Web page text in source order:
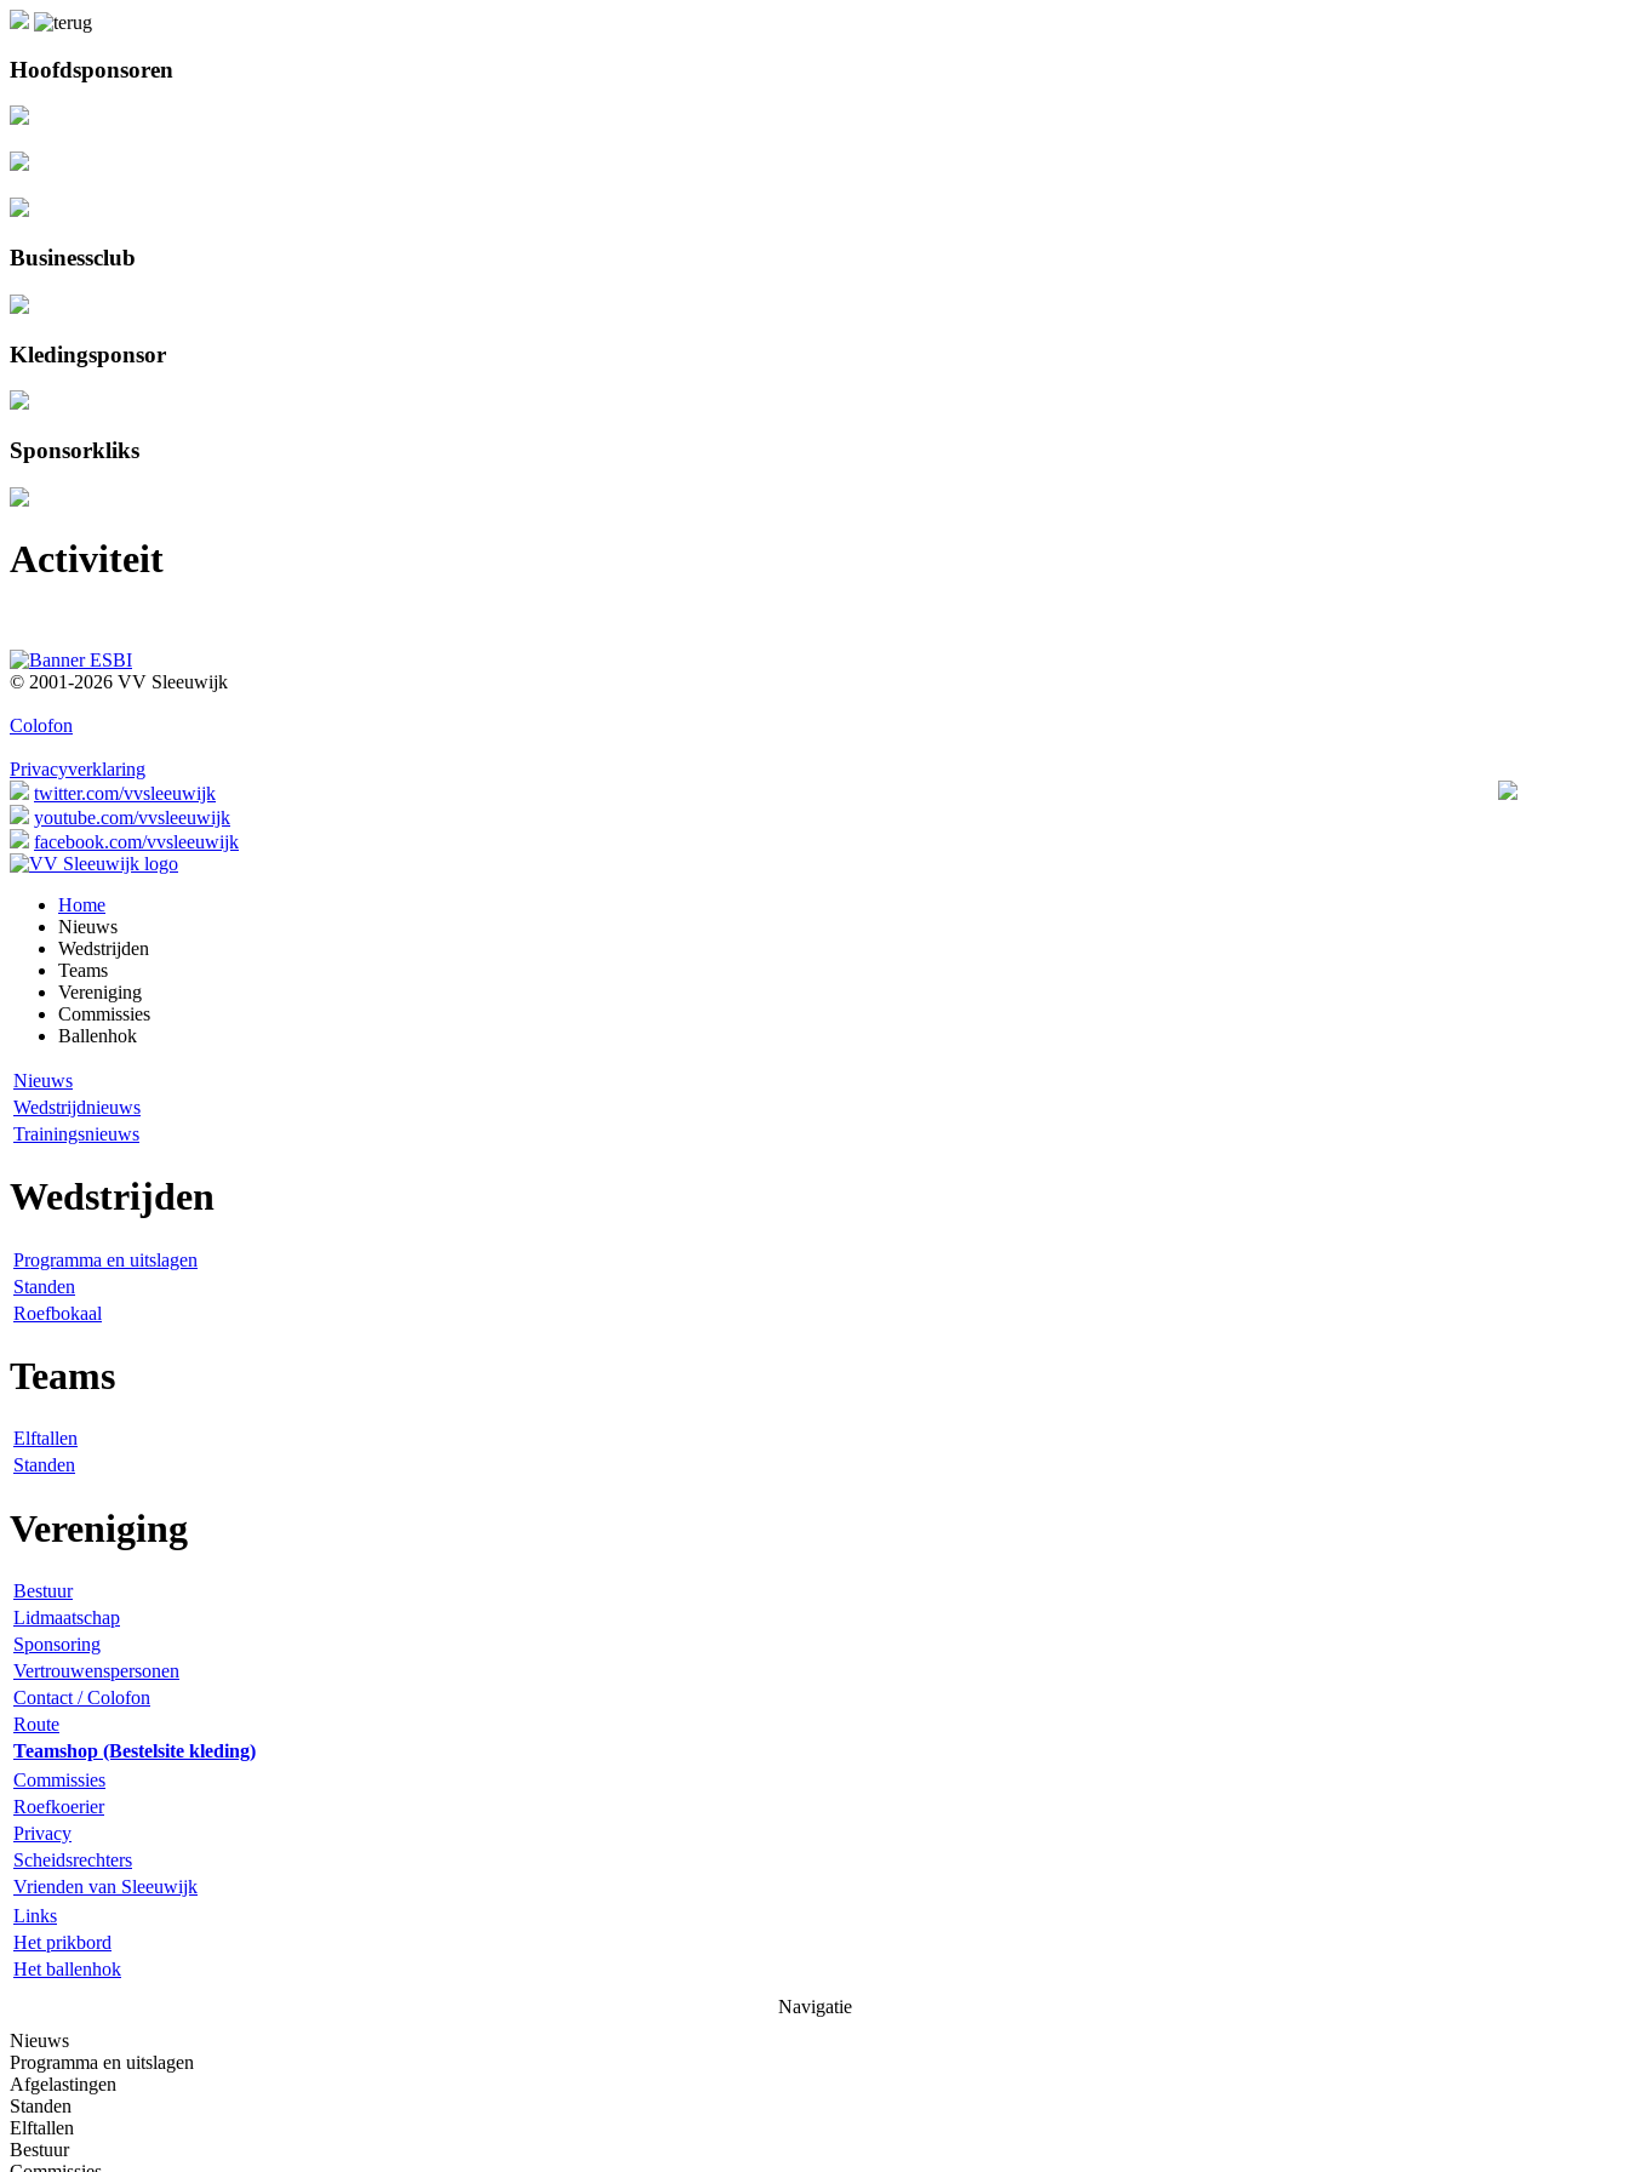
Hoofdsponsoren
Businessclub
Kledingsponsor
Sponsorkliks
Activiteit
© 2001-2026 VV Sleeuwijk
Colofon
Privacyverklaring
twitter.com/vvsleeuwijk
youtube.com/vvsleeuwijk
facebook.com/vvsleeuwijk
Home
Nieuws
Wedstrijden
Teams
Vereniging
Commissies
Ballenhok
Nieuws
Wedstrijdnieuws
Trainingsnieuws
Wedstrijden
Programma en uitslagen
Standen
Roefbokaal
Teams
Elftallen
Standen
Vereniging
Bestuur
Lidmaatschap
Sponsoring
Vertrouwenspersonen
Contact / Colofon
Route
Teamshop (Bestelsite kleding)
Commissies
Roefkoerier
Privacy
Scheidsrechters
Vrienden van Sleeuwijk
Links
Het prikbord
Het ballenhok
Navigatie
Nieuws
Programma en uitslagen
Afgelastingen
Standen
Elftallen
Bestuur